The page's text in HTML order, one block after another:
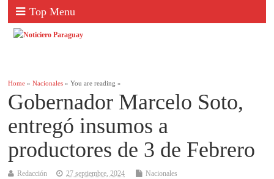
Top Menu
Home »Nacionales » You are reading »
Gobernador Marcelo Soto,
entregó insumos a
productores de 3 de Febrero
Redacción 27 septiembre, 2024 Nacionales